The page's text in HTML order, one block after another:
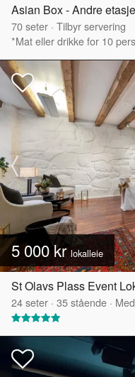
Asian Box - Andre
70seter · Tilbyr servering
*Mat eller drikke for 10
5 000 krlokalleie
St Olavs Plass Event
24seter · 35stående ·